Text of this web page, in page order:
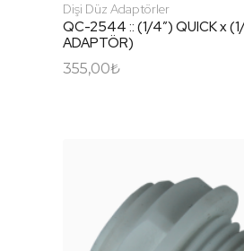
Dişi Düz Adaptörler
QC-2544 :: (1/4″) QUICK x
ADAPTÖR)
355,00₺